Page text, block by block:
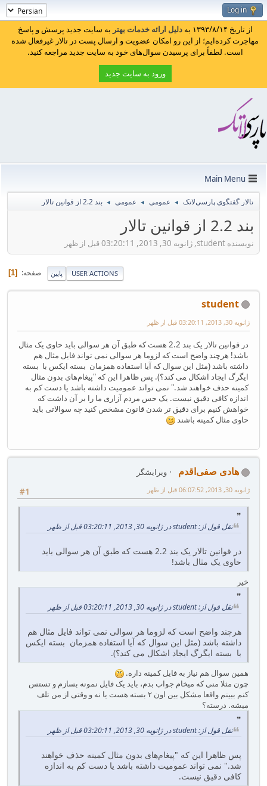
Log in
از تاریخ ۱۳۹۳/۸/۱۴ به دلیل ارائه خدمات بهتر به سایت جدید پرسش و پاسخ
مهاجرت کرده‌ایم؛ از این رو امکان عضویت و ارسال پست در تالار غیرفعال شده
است. لطفاً برای پرسیدن سوال‌های خود به سایت جدید مراجعه کنید.
ورود به سایت جدید
Main Menu
تالار گفتگوی پارسی‌لاتک ◄ عمومی ◄ عمومی ◄ بند 2.2 از قوانین تالار
بند 2.2 از قوانین تالار
نویسنده student, ژانویه 30, 2013, 03:20:11 قبل از ظهر
پایین صفحه 1 USER ACTIONS
student
ژانویه 30, 2013, 03:20:11 قبل از ظهر
در قوانین تالار یک بند 2.2 هست که طبق آن هر سوالی باید حاوی یک مثال
باشد! هرچند واضح است که لزوما هر سوالی نمی تواند فایل مثال هم
داشته باشد (مثل این سوال که آیا استفاده همزمان بسته ایکس با بسته
ایگرگ ایجاد اشکال می کند؟). پس ظاهرا این که "پیغام‌های بدون مثال
کمینه حذف خواهند شد." نمی تواند عمومیت داشته باشد یا دست کم به
اندازه کافی دقیق نیست. یک حس مردم آزاری ما را بر آن داشت که
خواهش کنیم برای دقیق تر شدن قانون مشخص کنید چه سوالاتی باید
حاوی مثال کمینه باشند
هادی صفی‌اقدم
ویرایشگر
#1
ژانویه 30, 2013, 06:07:52 قبل از ظهر
نقل قول از: student در ژانویه 30, 2013, 03:20:11 قبل از ظهر
در قوانین تالار یک بند 2.2 هست که طبق آن هر سوالی باید
حاوی یک مثال باشد!
خیر
نقل قول از: student در ژانویه 30, 2013, 03:20:11 قبل از ظهر
هرچند واضح است که لزوما هر سوالی نمی تواند فایل مثال هم
داشته باشد (مثل این سوال که آیا استفاده همزمان بسته ایکس
با بسته ایگرگ ایجاد اشکال می کند؟).
همین سوال هم نیاز به فایل کمینه داره.
چون مثلا منی که میخام جواب بدم، باید یک فایل نمونه بسازم و تستس
کنم ببینم واقعا مشکل بین اون ۲ بسته هست یا نه و وقتی از من تلف
میشه. درسته؟
نقل قول از: student در ژانویه 30, 2013, 03:20:11 قبل از ظهر
پس ظاهرا این که "پیغام‌های بدون مثال کمینه حذف خواهند
شد." نمی تواند عمومیت داشته باشد یا دست کم به اندازه
کافی دقیق نیست.